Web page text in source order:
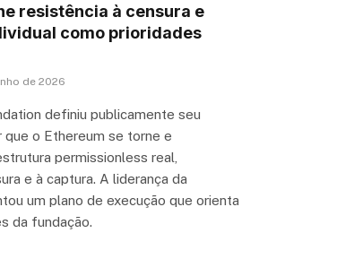
resistência à censura e
como prioridades
de 2026
definiu publicamente seu
que o Ethereum se torne e
permissionless real,
e à captura. A liderança da
um plano de execução que orienta
da fundação.